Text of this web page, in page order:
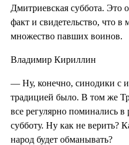
Дмитриевская суббота. Это
факт и свидетельство, что
множество павших воинов.
Владимир Кириллин
— Ну, конечно, синодики с
традицией было. В том же
все регулярно поминались
субботу. Ну как не верить?
народ будет обманывать?